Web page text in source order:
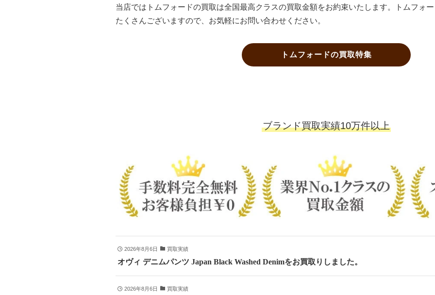
当店ではトムフォードの買取は全国最高クラスの買取金額をお約束いたします。トムフォ
たくさんございますので、お気軽にお問い合わせください。
トムフォードの買取特集
ブランド買取実績10万件以上
2026年8月6日 買取実績
オヴィ デニムパンツ Japan Black Washed Denimをお買取りしました。
2026年8月6日 買取実績